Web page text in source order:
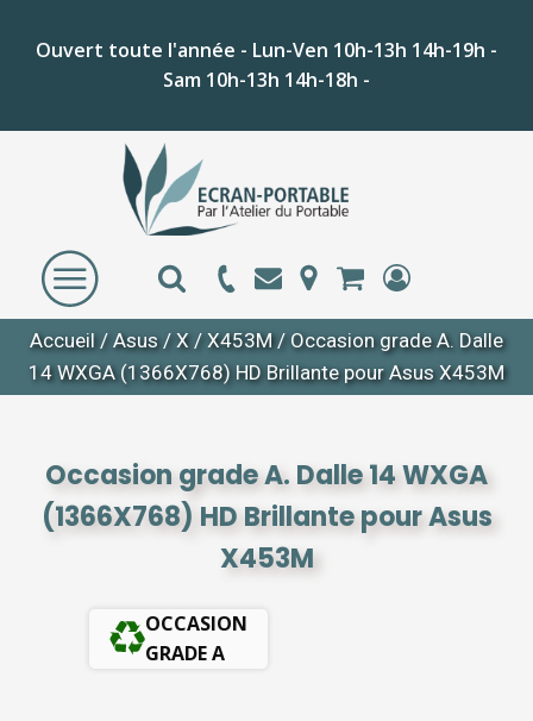
Ouvert toute l'année - Lun-Ven 10h-13h 14h-19h -
Sam 10h-13h 14h-18h -
Accueil/ Asus/ X / X453M/ Occasion grade A. Dalle
14 WXGA (1366X768) HD Brillante pour Asus X453M
Occasion grade A. Dalle 14 WXGA
(1366X768) HD Brillante pour Asus
X453M
OCCASION
GRADE A